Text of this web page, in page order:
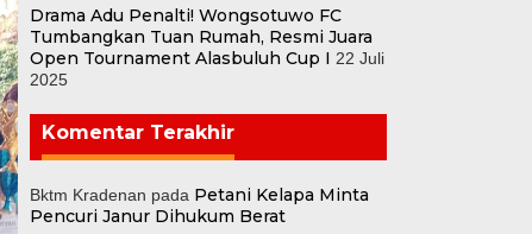
Drama Adu Penalti! Wongsotuwo FC
Tumbangkan Tuan Rumah, Resmi Juara
Open Tournament Alasbuluh Cup I 22 Juli
2025
Komentar Terakhir
Bktm Kradenan pada Petani Kelapa Minta
Pencuri Janur Dihukum Berat